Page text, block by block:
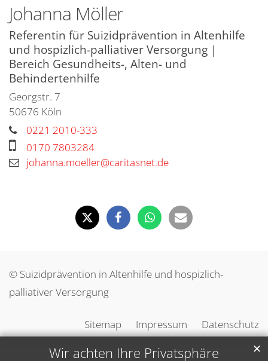
Wir achten Ihre Privatsphäre ✕
Johanna Möller
Referentin für Suizidprävention in Altenhilfe
und hospizlich-palliativer Versorgung |
Bereich Gesundheits-, Alten- und
Behindertenhilfe
Georgstr. 7
50676 Köln
0221 2010-333
0170 7803284
johanna.moeller@caritasnet.de
© Suizidprävention in Altenhilfe und hospizlich-
palliativer Versorgung
Sitemap Impressum Datenschutz